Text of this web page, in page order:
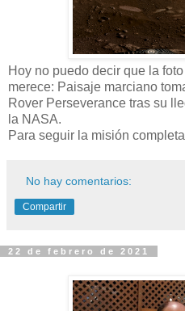
Hoy no puedo decir que la
merece: Paisaje marciano
Rover Perseverance tras su
la NASA.
Para seguir la misión
No hay comentarios:
Compartir
22 de febrero de 2021